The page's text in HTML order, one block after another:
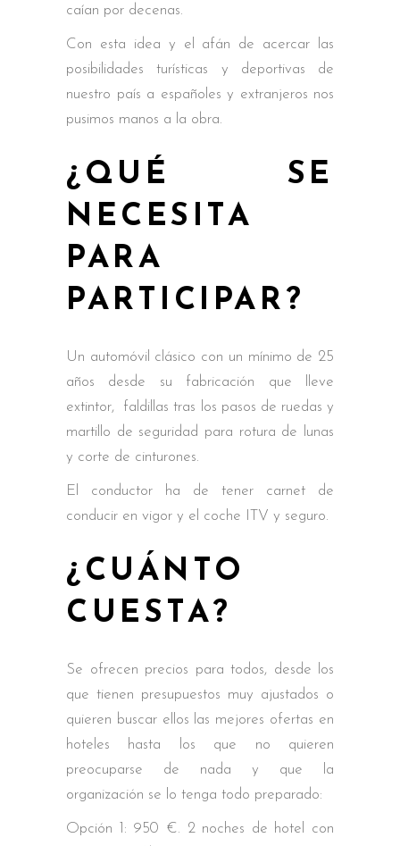
caían por decenas.
Con esta idea y el afán de acercar las
posibilidades turísticas y deportivas de
nuestro país a españoles y extranjeros nos
pusimos manos a la obra.
¿QUÉ SE
NECESITA
PARA
PARTICIPAR?
Un automóvil clásico con un mínimo de 25
años desde su fabricación que lleve
extintor, faldillas tras los pasos de ruedas y
martillo de seguridad para rotura de lunas
y corte de cinturones.
El conductor ha de tener carnet de
conducir en vigor y el coche ITV y seguro.
¿CUÁNTO
CUESTA?
Se ofrecen precios para todos, desde los
que tienen presupuestos muy ajustados o
quieren buscar ellos las mejores ofertas en
hoteles hasta los que no quieren
preocuparse de nada y que la
organización se lo tenga todo preparado:
Opción 1: 950 €. 2 noches de hotel con